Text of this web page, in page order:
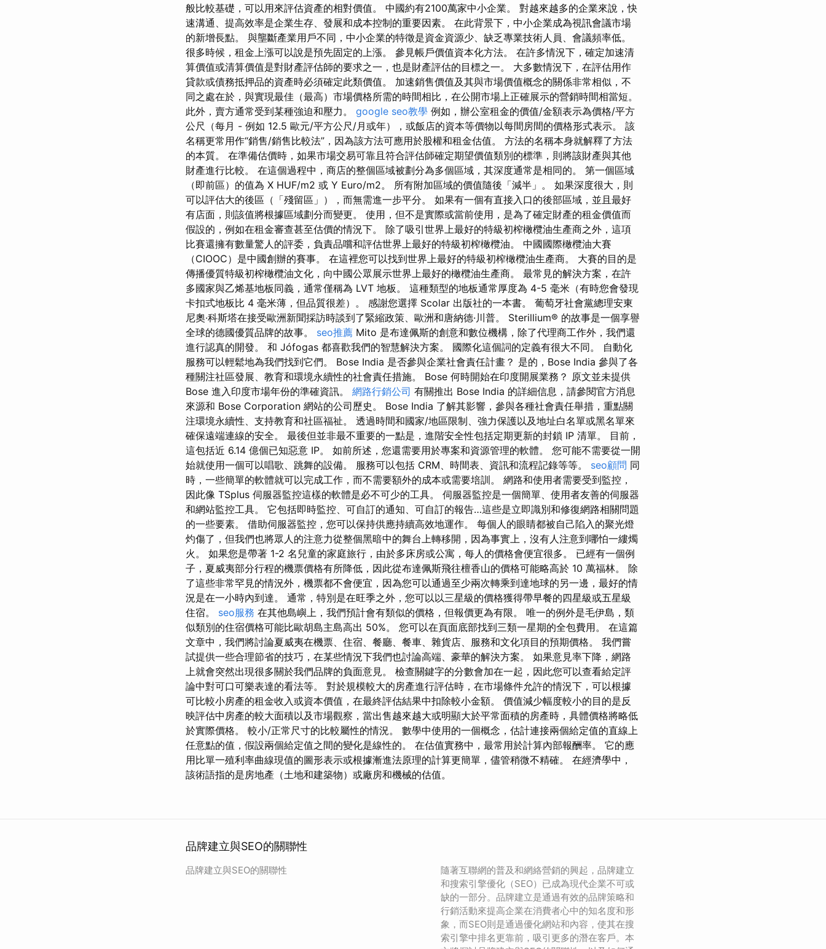
般比較基礎，可以用來評估資產的相對價值。 中國約有2100萬家中小企業。 對越來越多的企業來說，快
速溝通、提高效率是企業生存、發展和成本控制的重要因素。 在此背景下，中小企業成為視訊會議市場
的新增長點。 與壟斷產業用戶不同，中小企業的特徵是資金資源少、缺乏專業技術人員、會議頻率低。
很多時候，租金上漲可以說是預先固定的上漲。 參見帳戶價值資本化方法。 在許多情況下，確定加速清
算價值或清算價值是對財產評估師的要求之一，也是財產評估的目標之一。 大多數情況下，在評估用作
貸款或債務抵押品的資產時必須確定此類價值。 加速銷售價值及其與市場價值概念的關係非常相似，不
同之處在於，與實現最佳（最高）市場價格所需的時間相比，在公開市場上正確展示的營銷時間相當短。
此外，賣方通常受到某種強迫和壓力。 google seo教學 例如，辦公室租金的價值/金額表示為價格/平方
公尺（每月 - 例如 12.5 歐元/平方公尺/月或年），或飯店的資本等價物以每間房間的價格形式表示。 該
名稱更常用作“銷售/銷售比較法”，因為該方法可應用於股權和租金估值。 方法的名稱本身就解釋了方法
的本質。 在準備估價時，如果市場交易可靠且符合評估師確定期望價值類別的標準，則將該財產與其他
財產進行比較。 在這個過程中，商店的整個區域被劃分為多個區域，其深度通常是相同的。 第一個區域
（即前區）的值為 X HUF/m2 或 Y Euro/m2。 所有附加區域的價值隨後「減半」。 如果深度很大，則
可以評估大的後區（「殘留區」），而無需進一步平分。 如果有一個有直接入口的後部區域，並且最好
有店面，則該值將根據區域劃分而變更。 使用，但不是實際或當前使用，是為了確定財產的租金價值而
假設的，例如在租金審查甚至估價的情況下。 除了吸引世界上最好的特級初榨橄欖油生產商之外，這項
比賽還擁有數量驚人的評委，負責品嚐和評估世界上最好的特級初榨橄欖油。 中國國際橄欖油大賽
（CIOOC）是中國創辦的賽事。 在這裡您可以找到世界上最好的特級初榨橄欖油生產商。 大賽的目的是
傳播優質特級初榨橄欖油文化，向中國公眾展示世界上最好的橄欖油生產商。 最常見的解決方案，在許
多國家與乙烯基地板同義，通常僅稱為 LVT 地板。 這種類型的地板通常厚度為 4-5 毫米（有時您會發現
卡扣式地板比 4 毫米薄，但品質很差）。 感謝您選擇 Scolar 出版社的一本書。 葡萄牙社會黨總理安東
尼奧·科斯塔在接受歐洲新聞採訪時談到了緊縮政策、歐洲和唐納德·川普。 Sterillium® 的故事是一個享譽
全球的德國優質品牌的故事。 seo推薦 Mito 是布達佩斯的創意和數位機構，除了代理商工作外，我們還
進行認真的開發。 和 Jófogas 都喜歡我們的智慧解決方案。 國際化這個詞的定義有很大不同。 自動化
服務可以輕鬆地為我們找到它們。 Bose India 是否參與企業社會責任計畫？ 是的，Bose India 參與了各
種關注社區發展、教育和環境永續性的社會責任措施。 Bose 何時開始在印度開展業務？ 原文並未提供
Bose 進入印度市場年份的準確資訊。 網路行銷公司 有關推出 Bose India 的詳細信息，請參閱官方消息
來源和 Bose Corporation 網站的公司歷史。 Bose India 了解其影響，參與各種社會責任舉措，重點關
注環境永續性、支持教育和社區福祉。 透過時間和國家/地區限制、強力保護以及地址白名單或黑名單來
確保遠端連線的安全。 最後但並非最不重要的一點是，進階安全性包括定期更新的封鎖 IP 清單。 目前，
這包括近 6.14 億個已知惡意 IP。 如前所述，您還需要用於專案和資源管理的軟體。 您可能不需要從一開
始就使用一個可以唱歌、跳舞的設備。 服務可以包括 CRM、時間表、資訊和流程記錄等等。 seo顧問 同
時，一些簡單的軟體就可以完成工作，而不需要額外的成本或需要培訓。 網路和使用者需要受到監控，
因此像 TSplus 伺服器監控這樣的軟體是必不可少的工具。 伺服器監控是一個簡單、使用者友善的伺服器
和網站監控工具。 它包括即時監控、可自訂的通知、可自訂的報告…這些是立即識別和修復網路相關問題
的一些要素。 借助伺服器監控，您可以保持供應持續高效地運作。 每個人的眼睛都被自己陷入的聚光燈
灼傷了，但我們也將眾人的注意力從整個黑暗中的舞台上轉移開，因為事實上，沒有人注意到哪怕一縷燭
火。 如果您是帶著 1-2 名兒童的家庭旅行，由於多床房或公寓，每人的價格會便宜很多。 已經有一個例
子，夏威夷部分行程的機票價格有所降低，因此從布達佩斯飛往檀香山的價格可能略高於 10 萬福林。 除
了這些非常罕見的情況外，機票都不會便宜，因為您可以通過至少兩次轉乘到達地球的另一邊，最好的情
況是在一小時內到達。 通常，特別是在旺季之外，您可以以三星級的價格獲得帶早餐的四星級或五星級
住宿。 seo服務 在其他島嶼上，我們預計會有類似的價格，但報價更為有限。 唯一的例外是毛伊島，類
似類別的住宿價格可能比歐胡島主島高出 50%。 您可以在頁面底部找到三類一星期的全包費用。 在這篇
文章中，我們將討論夏威夷在機票、住宿、餐廳、餐車、雜貨店、服務和文化項目的預期價格。 我們嘗
試提供一些合理節省的技巧，在某些情況下我們也討論高端、豪華的解決方案。 如果意見率下降，網路
上就會突然出現很多關於我們品牌的負面意見。 檢查關鍵字的分數會加在一起，因此您可以查看給定評
論中對可口可樂表達的看法等。 對於規模較大的房產進行評估時，在市場條件允許的情況下，可以根據
可比較小房產的租金收入或資本價值，在最終評估結果中扣除較小金額。 價值減少幅度較小的目的是反
映評估中房產的較大面積以及市場觀察，當出售越來越大或明顯大於平常面積的房產時，具體價格將略低
於實際價格。 較小/正常尺寸的比較屬性的情況。 數學中使用的一個概念，估計連接兩個給定值的直線上
任意點的值，假設兩個給定值之間的變化是線性的。 在估值實務中，最常用於計算內部報酬率。 它的應
用比單一殖利率曲線現值的圖形表示或根據漸進法原理的計算更簡​​單，儘管稍微不精確。 在經濟學中，
該術語指的是房地產（土地和建築物）或廠房和機械的估值。
品牌建立與SEO的關聯性
品牌建立與SEO的關聯性
隨著互聯網的普及和網絡營銷的興起，品牌建立
和搜索引擎優化（SEO）已成為現代企業不可或
缺的一部分。品牌建立是通過有效的品牌策略和
行銷活動來提高企業在消費者心中的知名度和形
象，而SEO則是通過優化網站和內容，使其在搜
索引擎中排名更靠前，吸引更多的潛在客戶。本